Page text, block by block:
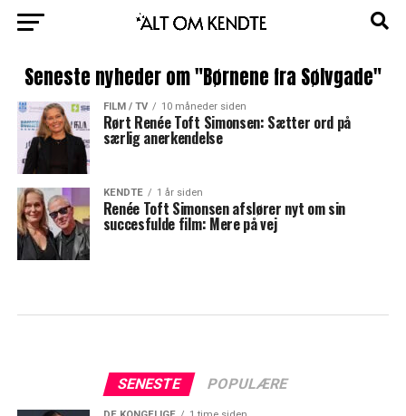
Seneste nyheder om "Børnene fra Sølvgade"
FILM / TV 10 måneder siden
Rørt Renée Toft Simonsen: Sætter ord på
særlig anerkendelse
KENDTE 1 år siden
Renée Toft Simonsen afslører nyt om sin
succesfulde film: Mere på vej
SENESTE POPULÆRE